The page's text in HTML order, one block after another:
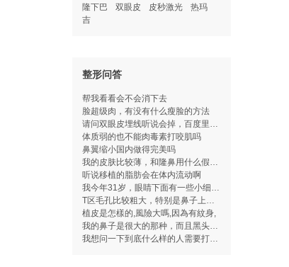
隆下巴
双眼皮 皮秒激光
热玛
吉
整形问答
帮我看看会不会消下去
脸超级肉，有没有什么瘦脸的方法
请问双眼皮埋线听说会掉，百度里的确有
体质弱的也不能肉毒素打咬肌吗
鼻翼缩小国内做得完美吗
我的皮肤比较薄，和隆鼻用什么假体有关
听说移植的脂肪会在体内流动啊
我今年31岁，眼睛下面有一些小细纹，
T区毛孔比较粗大，特别是鼻子上黑头比
植皮是怎樣的,風險大嗎,因為有紋身,
我的鼻子是很大的那种，而且黑头粉刺很
我想问一下到底什么样的人需要打瘦脸针